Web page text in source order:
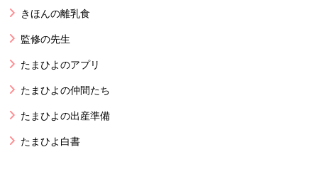
きほんの離乳食
監修の先生
たまひよのアプリ
たまひよの仲間たち
たまひよの出産準備
たまひよ白書